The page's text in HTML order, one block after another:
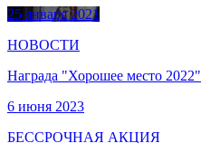
25 января 2021
НОВОСТИ
Награда "Хорошее место 2022"
6 июня 2023
БЕССРОЧНАЯ АКЦИЯ